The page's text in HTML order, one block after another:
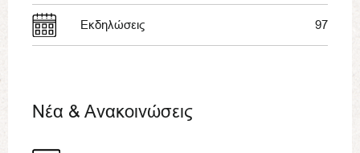
Εκδηλώσεις 97
Νέα & Ανακοινώσεις